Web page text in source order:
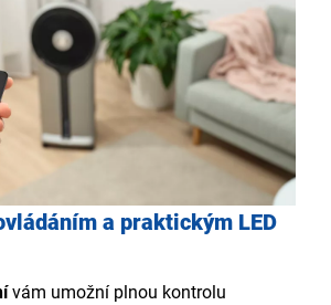
a praktickým LED
vám umožní plnou kontrolu